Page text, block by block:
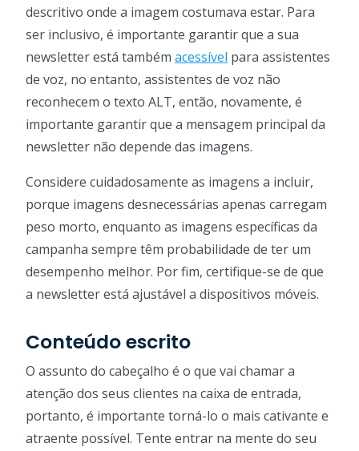
descritivo onde a imagem costumava estar. Para
ser inclusivo, é importante garantir que a sua
newsletter está também acessível para assistentes
de voz, no entanto, assistentes de voz não
reconhecem o texto ALT, então, novamente, é
importante garantir que a mensagem principal da
newsletter não depende das imagens.
Considere cuidadosamente as imagens a incluir,
porque imagens desnecessárias apenas carregam
peso morto, enquanto as imagens específicas da
campanha sempre têm probabilidade de ter um
desempenho melhor. Por fim, certifique-se de que
a newsletter está ajustável a dispositivos móveis.
Conteúdo escrito
O assunto do cabeçalho é o que vai chamar a
atenção dos seus clientes na caixa de entrada,
portanto, é importante torná-lo o mais cativante e
atraente possível. Tente entrar na mente do seu